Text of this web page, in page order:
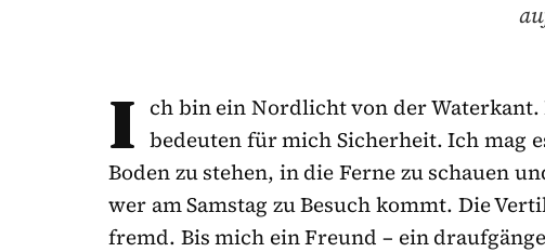
I ch bin ein Nordlicht von der
bedeuten für mich Sicherheit. Ich mag
Boden zu stehen, in die Ferne zu schauen
wer am Samstag zu Besuch kommt. Die
fremd. Bis mich ein Freund – ein